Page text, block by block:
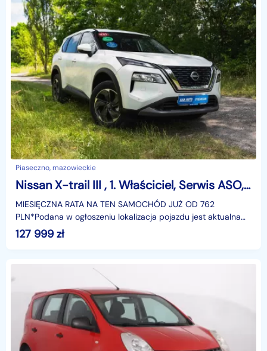
Piaseczno, mazowieckie
Nissan X-trail III , 1. Właściciel, Serwis ASO, Automat, VAT 23%, Klimatronic,
MIESIĘCZNA RATA NA TEN SAMOCHÓD JUŻ OD 762
PLN*Podana w ogłoszeniu lokalizacja pojazdu jest aktualna
na dzień wystawienia ogłoszenia. Przed przyjazdem do
salonu
127 999 zł